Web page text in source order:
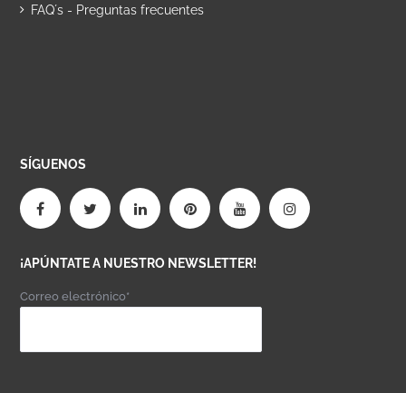
FAQ´s - Preguntas frecuentes
SÍGUENOS
¡APÚNTATE A NUESTRO NEWSLETTER!
Correo electrónico*